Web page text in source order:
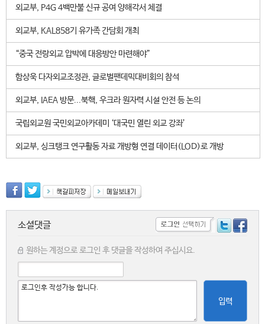
외교부, P4G 4백만불 신규 공여 양해각서 체결
외교부, KAL858기 유가족 간담회 개최
“중국 전랑외교 압박에 대응방안 마련해야”
함상욱 다자외교조정관, 글로벌팬데믹대비회의 참석
외교부, IAEA 방문...북핵, 우크라 원자력 시설 안전 등 논의
국립외교원 국민외교아카데미 ‘대국민 열린 외교 강좌’
외교부, 싱크탱크 연구활동 자료 개방형 연결 데이터(LOD)로 개방
소셜댓글
원하는 계정으로 로그인 후 댓글을 작성하여 주십시요.
입력